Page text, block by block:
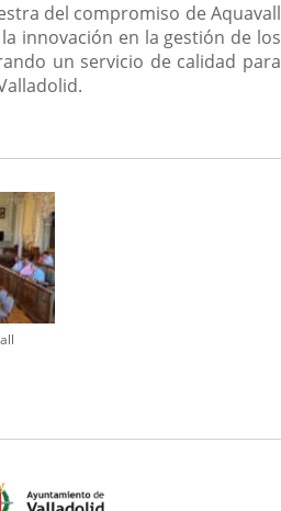
del compromiso de Aquavall
innovación en la gestión de los
un servicio de calidad para